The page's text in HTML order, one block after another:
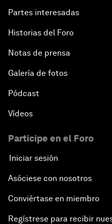
Partes interesadas
Historias del Foro
Notas de prensa
Galería de fotos
Pódcast
Vídeos
Participe en el Foro
Iniciar sesión
Asóciese con nosotros
Conviértase en miembro
Regístrese para recibir